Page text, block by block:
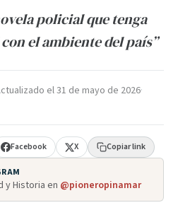
policial que tenga
el ambiente del país”
el31 de mayo de 2026·
Facebook X Copiar link
y Historia en @pioneropinamar